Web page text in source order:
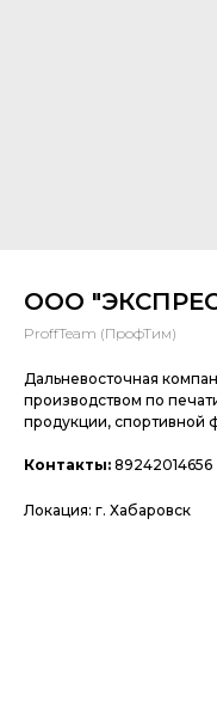
ООО
ProffTeam (ПрофТим)
Дальневосточная
производством по
продукции, спортивной
Контакты: 89242014656
Локация: г. Хабаровск